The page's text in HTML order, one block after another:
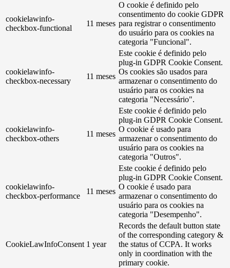
cookielawinfo-
checkbox-functional
11 meses
O cookie é definido pelo
consentimento do cookie GDPR
para registrar o consentimento
do usuário para os cookies na
categoria "Funcional".
cookielawinfo-
checkbox-necessary
11 meses
Este cookie é definido pelo
plug-in GDPR Cookie Consent.
Os cookies são usados ​​para
armazenar o consentimento do
usuário para os cookies na
categoria "Necessário".
cookielawinfo-
checkbox-others
11 meses
Este cookie é definido pelo
plug-in GDPR Cookie Consent.
O cookie é usado para
armazenar o consentimento do
usuário para os cookies na
categoria "Outros".
cookielawinfo-
checkbox-performance
11 meses
Este cookie é definido pelo
plug-in GDPR Cookie Consent.
O cookie é usado para
armazenar o consentimento do
usuário para os cookies na
categoria "Desempenho".
CookieLawInfoConsent 1 year
Records the default button state
of the corresponding category &
the status of CCPA. It works
only in coordination with the
primary cookie.